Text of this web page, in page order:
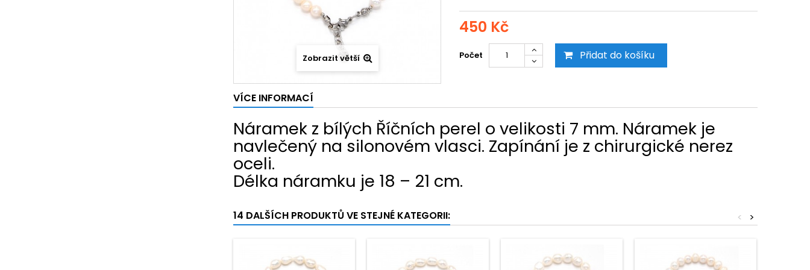
Zobrazit větší
450 Kč
Počet Přidat do košíku
VÍCE INFORMACÍ
Náramek z bílých Říčních perel o velikosti 7 mm. Náramek je
navlečený na silonovém vlasci. Zapínání je z chirurgické nerez
oceli.
Délka náramku je 18 – 21 cm.
14 DALŠÍCH PRODUKTŮ VE STEJNÉ KATEGORII: >
<